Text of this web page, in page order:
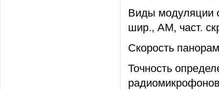
Виды модуляции
шир., АМ, част.
Скорость
Точность